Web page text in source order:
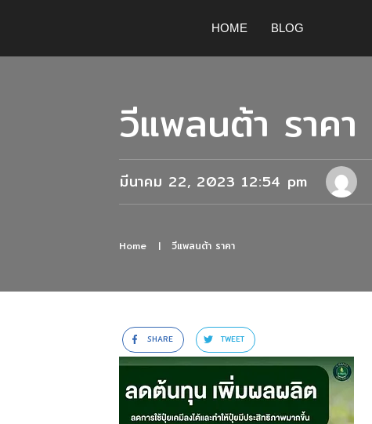
HOME BLOG
วีแพลนต้า ราคา
มีนาคม 22, 2023 12:54 pm
Home | วีแพลนต้า ราคา
SHARE TWEET